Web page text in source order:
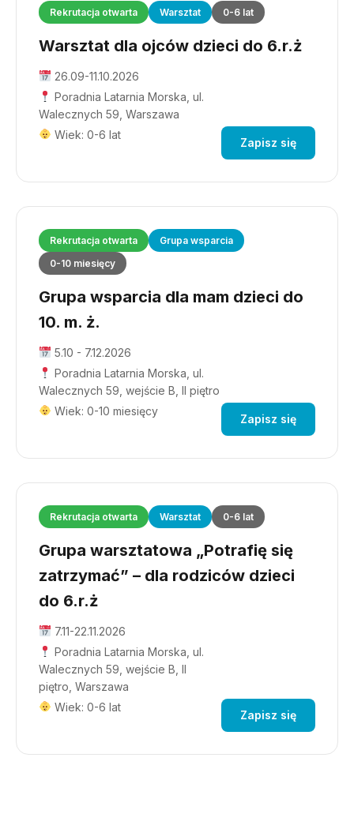
Rekrutacja otwarta Warsztat 0-6 lat
Warsztat dla ojców dzieci do 6.r.ż
26.09-11.10.2026
Poradnia Latarnia Morska, ul.
Walecznych 59, Warszawa
Wiek: 0-6 lat
Zapisz się
Rekrutacja otwarta
Grupa wsparcia
0-10 miesięcy
Grupa wsparcia dla mam dzieci do
10. m. ż.
5.10 - 7.12.2026
Poradnia Latarnia Morska, ul.
Walecznych 59, wejście B, II piętro
Wiek: 0-10 miesięcy
Zapisz się
Rekrutacja otwarta Warsztat 0-6 lat
Grupa warsztatowa „Potrafię się
zatrzymać” – dla rodziców dzieci
do 6.r.ż
7.11-22.11.2026
Poradnia Latarnia Morska, ul.
Walecznych 59, wejście B, II
piętro, Warszawa
Wiek: 0-6 lat
Zapisz się